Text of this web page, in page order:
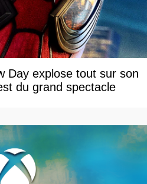
Day explose tout sur son
du grand spectacle